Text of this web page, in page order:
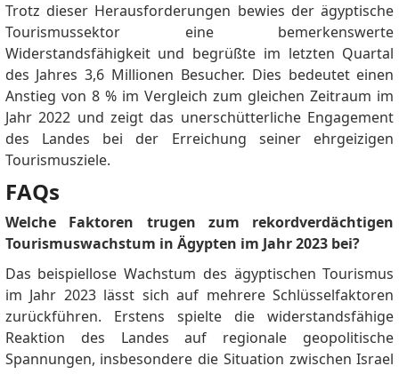
Trotz dieser Herausforderungen bewies der ägyptische
Tourismussektor eine bemerkenswerte
Widerstandsfähigkeit und begrüßte im letzten Quartal
des Jahres 3,6 Millionen Besucher. Dies bedeutet einen
Anstieg von 8 % im Vergleich zum gleichen Zeitraum im
Jahr 2022 und zeigt das unerschütterliche Engagement
des Landes bei der Erreichung seiner ehrgeizigen
Tourismusziele.
FAQs
Welche Faktoren trugen zum rekordverdächtigen
Tourismuswachstum in Ägypten im Jahr 2023 bei?
Das beispiellose Wachstum des ägyptischen Tourismus
im Jahr 2023 lässt sich auf mehrere Schlüsselfaktoren
zurückführen. Erstens spielte die widerstandsfähige
Reaktion des Landes auf regionale geopolitische
Spannungen, insbesondere die Situation zwischen Israel